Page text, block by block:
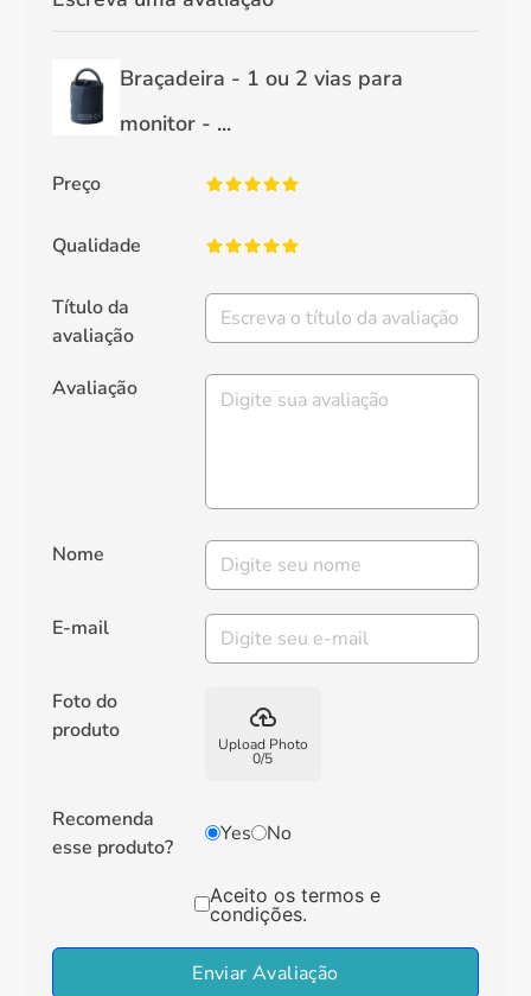
Braçadeira - 1 ou 2 vias para
monitor - ...
Preço
Qualidade
Título da
avaliação
Avaliação
Nome
E-mail
Foto do
produto
backup
Upload Photo
0/5
Recomenda
esse produto?
Yes No
Aceito os termos e
condições.
Enviar Avaliação